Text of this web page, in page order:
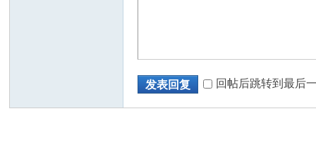
发表回复 回帖后跳转到最后